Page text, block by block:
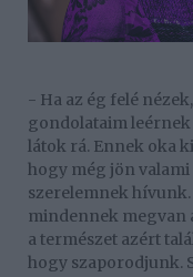
- Ha az ég felé
gondolataim leérnek
látok rá. Ennek oka
hogy még jön
szerelemnek
mindennek megvan
a természet azért
hogy szaporodjunk.